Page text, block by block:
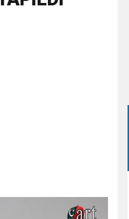
Giren Öğrenciler İçin Anlamlı Tören”